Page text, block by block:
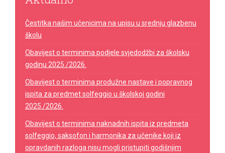
Čestitka našim učenicima na upisu u srednju glazbenu
školu
Obavijest o terminima podjele svjedodžbi za školsku
godinu 2025./2026.
Obavijest o terminima produžne nastave i popravnog
ispita za predmet solfeggio u školskoj godini
2025./2026.
Obavijest o terminima naknadnih ispita iz predmeta
solfeggio, saksofon i harmonika za učenike koji iz
opravdanih razloga nisu mogli pristupiti godišnjim